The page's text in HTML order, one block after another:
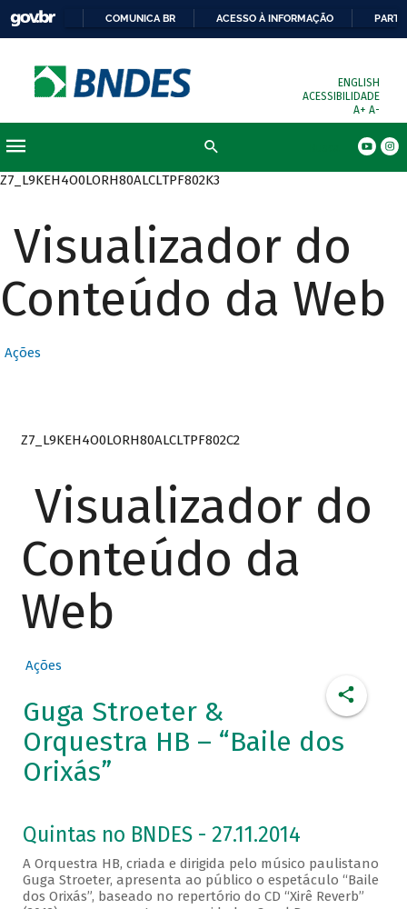
COMUNICA BR ACESSO À INFORMAÇÃO
ENGLISH
ACESSIBILIDADE
A+ A-
Z7_L9KEH4O0LORH80ALCLTPF802K3
Visualizador do
Conteúdo da Web
Ações
Z7_L9KEH4O0LORH80ALCLTPF802C2
Visualizador do
Conteúdo da
Web
Ações
Guga Stroeter &
Orquestra HB – “Baile dos
Orixás”
Quintas no BNDES - 27.11.2014
A Orquestra HB, criada e dirigida pelo músico paulistano
Guga Stroeter, apresenta ao público o espetáculo “Baile
dos Orixás”, baseado no repertório do CD “Xirê Reverb”